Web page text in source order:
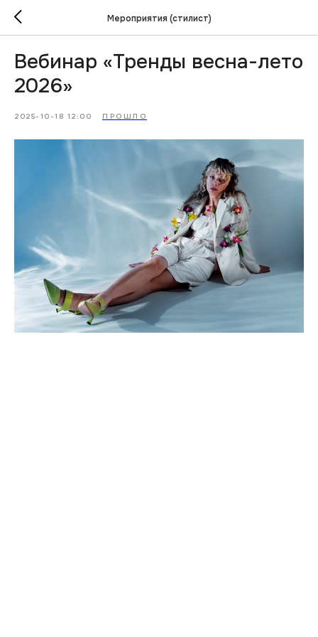
Мероприятия (стилист)
Вебинар «Тренды весна-лето
2026»
2025-10-18 12:00 ПРОШЛО